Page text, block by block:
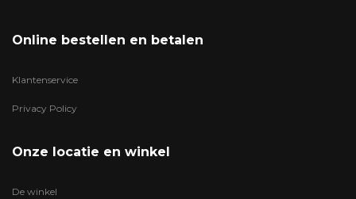
Online bestellen en betalen
Klantenservice
Privacy Policy
Onze locatie en winkel
De winkel